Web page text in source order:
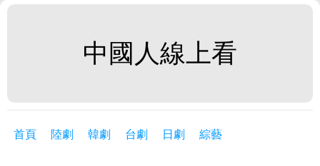
中國人線上看
首頁 陸劇 韓劇 台劇 日劇 綜藝